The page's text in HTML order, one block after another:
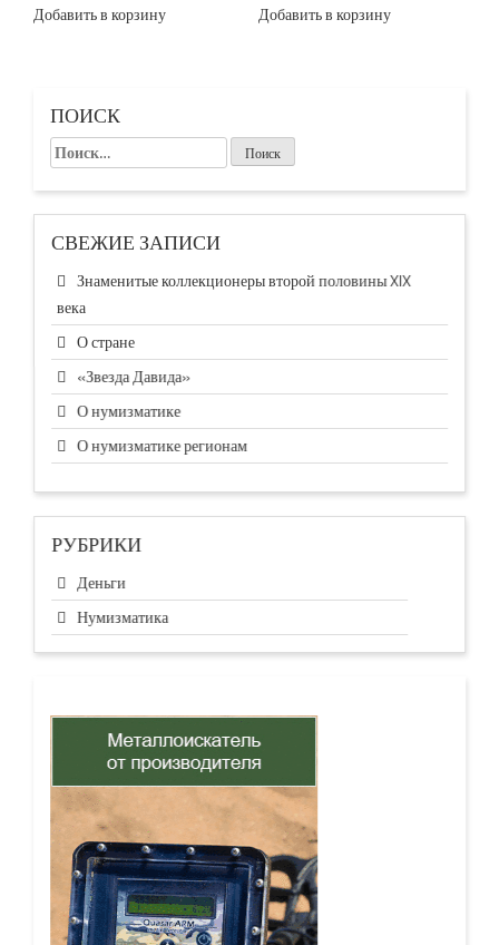
Добавить в корзину Добавить в корзину
ПОИСК
Найти:
СВЕЖИЕ ЗАПИСИ
Знаменитые коллекционеры второй половины XIX
века
О стране
«Звезда Давида»
О нумизматике
О нумизматике регионам
РУБРИКИ
Деньги
Нумизматика